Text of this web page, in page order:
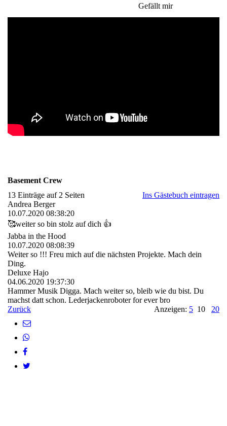
Gefällt mir
Basement Crew
13 Einträge auf 2 Seiten
Ins Gästebuch eintragen
Andrea Berger
10.07.2020 08:38:20
🥰weiter so bin stolz auf dich 👍
Jabba in the Hood
10.07.2020 08:08:39
Weiter so !!! Freu mich auf die nächsten Projekte. Mach dein
Ding.
Deluxe Hajo
04.06.2020 19:37:30
Hammer Musik Digga. Mach weiter so, bleib wie du bist. Du
machst datt schon. Lederjackenroboter for ever bro
Zurück
Anzeigen: 5 10 20